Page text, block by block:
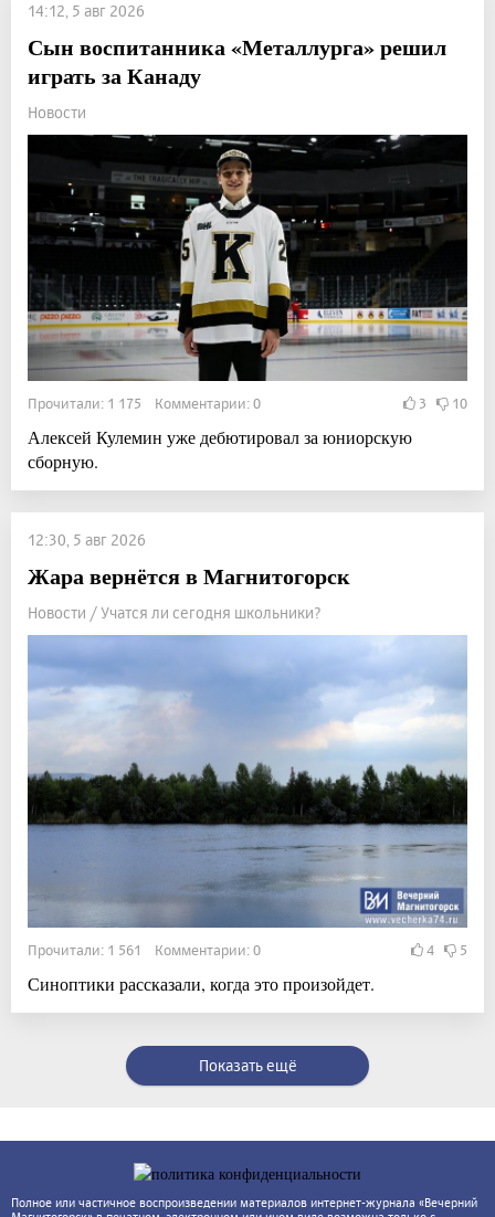
14:12, 5 авг 2026
Сын воспитанника «Металлурга» решил
играть за Канаду
Новости
Прочитали: 1 175 Комментарии: 0 3 10
Алексей Кулемин уже дебютировал за юниорскую
сборную.
12:30, 5 авг 2026
Жара вернётся в Магнитогорск
Новости / Учатся ли сегодня школьники?
Прочитали: 1 561 Комментарии: 0 4 5
Синоптики рассказали, когда это произойдет.
Показать ещё
Полное или частичное воспроизведении материалов интернет-журнала «Вечерний